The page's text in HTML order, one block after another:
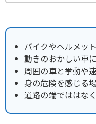
バイクやヘルメッ
動きのおかしい車
周囲の車と挙動や
身の危険を感じる
道路の端でははな